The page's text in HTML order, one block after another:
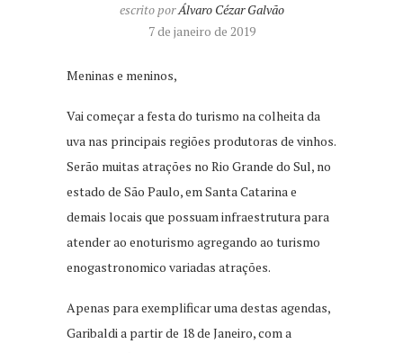
escrito porÁlvaro Cézar Galvão
7 de janeiro de 2019
Meninas e meninos,
Vai começar a festa do turismo na colheita da
uva nas principais regiões produtoras de vinhos.
Serão muitas atrações no Rio Grande do Sul, no
estado de São Paulo, em Santa Catarina e
demais locais que possuam infraestrutura para
atender ao enoturismo agregando ao turismo
enogastronomico variadas atrações.
Apenas para exemplificar uma destas agendas,
Garibaldi a partir de 18 de Janeiro, com a